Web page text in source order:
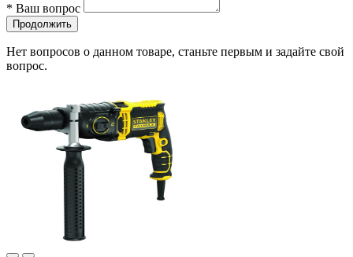
* Ваш вопрос
Продолжить
Нет вопросов о данном товаре, станьте первым и задайте свой
вопрос.